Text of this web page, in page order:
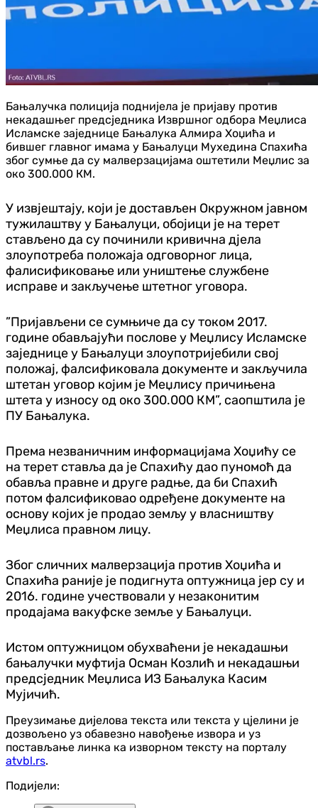
Бањалучка полиција поднијела је пријаву против
некадашњег предсједника Извршног одбора Меџлиса
Исламске заједнице Бањалука Алмира Хоџића и
бившег главног имама у Бањалуци Мухедина Спахића
због сумње да су малверзацијама оштетили Меџлис за
око 300.000 КМ.
У извјештају, који је достављен Окружном јавном
тужилаштву у Бањалуци, обојици је на терет
стављено да су починили кривична дјела
злоупотреба положаја одговорног лица,
фалисификовање или уништење службене
исправе и закључење штетног уговора.
”Пријављени се сумњиче да су током 2017.
године обављајући послове у Меџлису Исламске
заједнице у Бањалуци злоупотријебили свој
положај, фалсификовала документе и закључила
штетан уговор којим је Меџлису причињена
штета у износу од око 300.000 КМ”, саопштила је
ПУ Бањалука.
Према незваничним информацијама Хоџићу се
на терет ставља да је Спахићу дао пуномоћ да
обавља правне и друге радње, да би Спахић
потом фалсификовао одређене документе на
основу којих је продао земљу у власништву
Меџлиса правном лицу.
Због сличних малверзација против Хоџића и
Спахића раније је подигнута оптужница јер су и
2016. године учествовали у незаконитим
продајама вакуфске земље у Бањалуци.
Истом оптужницом обухваћени је некадашњи
бањалучки муфтија Осман Козлић и некадашњи
предсједник Меџлиса ИЗ Бањалука Касим
Мујичић.
Преузимање дијелова текста или текста у цјелини је
дозвољено уз обавезно навођење извора и уз
постављање линка ка изворном тексту на порталу
atvbl.rs.
Подијели: